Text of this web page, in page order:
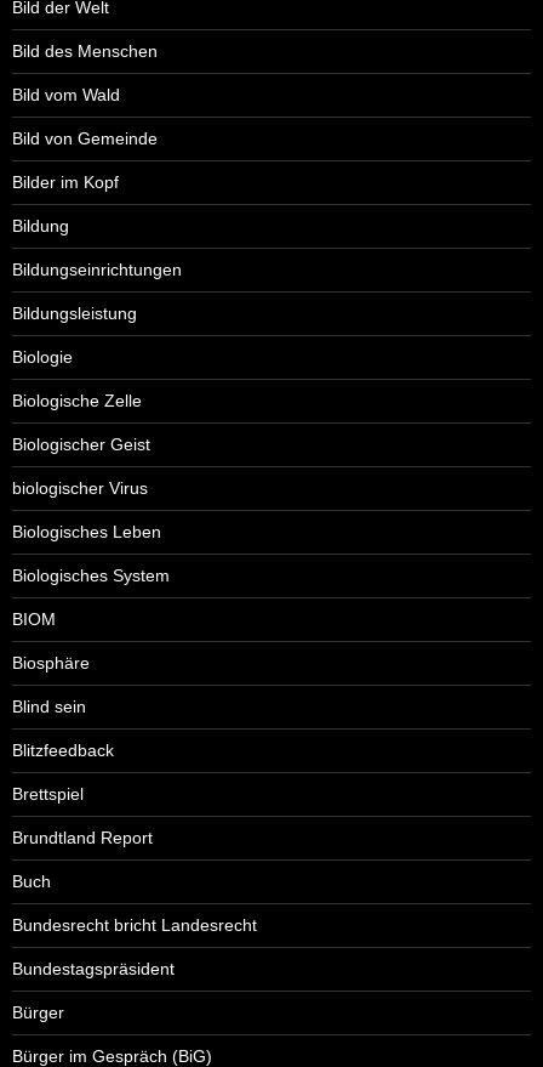
Bild der Welt
Bild des Menschen
Bild vom Wald
Bild von Gemeinde
Bilder im Kopf
Bildung
Bildungseinrichtungen
Bildungsleistung
Biologie
Biologische Zelle
Biologischer Geist
biologischer Virus
Biologisches Leben
Biologisches System
BIOM
Biosphäre
Blind sein
Blitzfeedback
Brettspiel
Brundtland Report
Buch
Bundesrecht bricht Landesrecht
Bundestagspräsident
Bürger
Bürger im Gespräch (BiG)